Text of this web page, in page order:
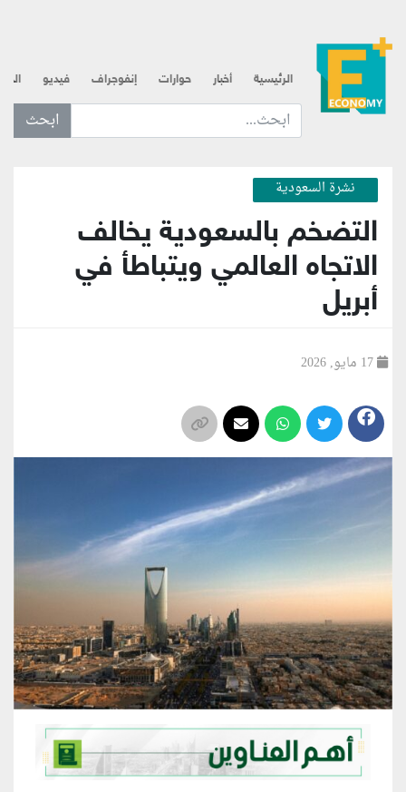
الرئيسية أخبار حوارات إنفوجراف فيديو
ابحث عن... :
نشرة السعودية
التضخم بالسعودية يخالف
الاتجاه العالمي ويتباطأ في
أبريل